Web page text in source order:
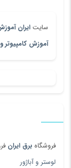
سایت ایران
آموزش کامپیوتر و
فروشگاه برق ایران
لوستر و آباژور